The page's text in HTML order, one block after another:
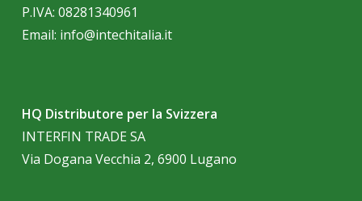
P.IVA: 08281340961
Email: info@intechitalia.it
HQ Distributore per la Svizzera
INTERFIN TRADE SA
Via Dogana Vecchia 2, 6900 Lugano